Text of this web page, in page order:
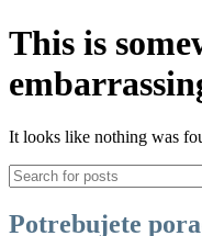
This is
It looks like nothing was
Potrebujete